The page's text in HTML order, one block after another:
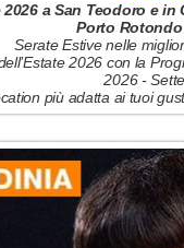
a San Teodoro e
Porto
Serate Estive nelle
2026 con la
2026 -
più adatta ai tuoi